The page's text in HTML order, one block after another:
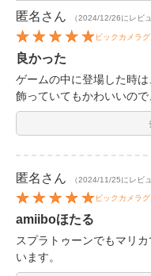
匿名 さん （2024/12/26にレビュ
ビックカメラ
良かった
ゲームの中に登場した時は
飾っていてもかわいいので
匿名 さん （2024/11/25にレビュ
ビックカメラ
amiiboほたる
スプラトゥーンでもマリ
います。